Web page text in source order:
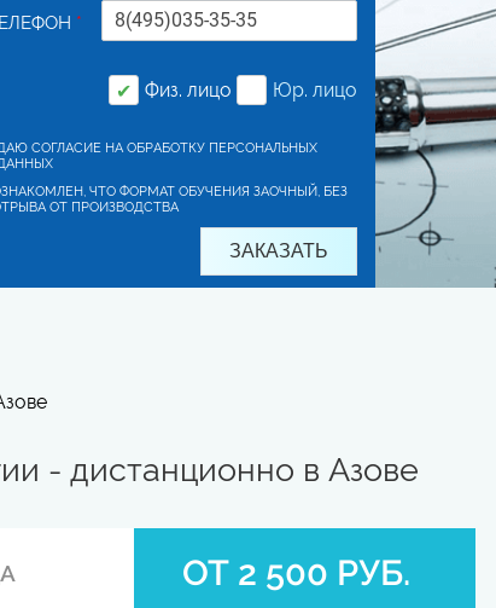
*
✔ Физ. лицо Юр. лицо
СОГЛАСИЕ НА ОБРАБОТКУ ПЕРСОНАЛЬНЫХ
ЧТО ФОРМАТ ОБУЧЕНИЯ ЗАОЧНЫЙ, БЕЗ
ОТ ПРОИЗВОДСТВА
- дистанционно в Азове
ОТ 2 500 РУБ.